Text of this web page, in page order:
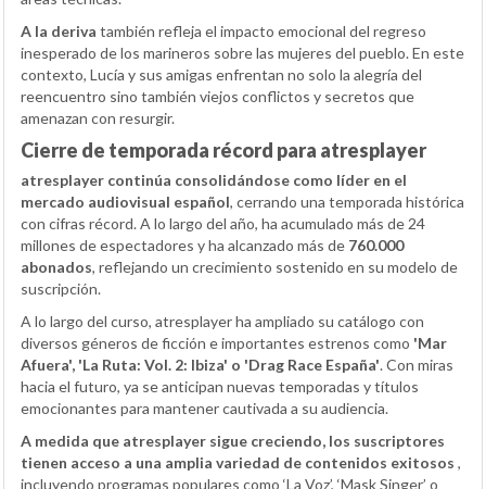
A la deriva también refleja el impacto emocional del regreso
inesperado de los marineros sobre las mujeres del pueblo. En este
contexto, Lucía y sus amigas enfrentan no solo la alegría del
reencuentro sino también viejos conflictos y secretos que
amenazan con resurgir.
Cierre de temporada récord para atresplayer
atresplayer continúa consolidándose como líder en el
mercado audiovisual español, cerrando una temporada histórica
con cifras récord. A lo largo del año, ha acumulado más de 24
millones de espectadores y ha alcanzado más de 760.000
abonados, reflejando un crecimiento sostenido en su modelo de
suscripción.
A lo largo del curso, atresplayer ha ampliado su catálogo con
diversos géneros de ficción e importantes estrenos como 'Mar
Afuera', 'La Ruta: Vol. 2: Ibiza' o 'Drag Race España'. Con miras
hacia el futuro, ya se anticipan nuevas temporadas y títulos
emocionantes para mantener cautivada a su audiencia.
A medida que atresplayer sigue creciendo, los suscriptores
tienen acceso a una amplia variedad de contenidos exitosos ,
incluyendo programas populares como ‘La Voz’, ‘Mask Singer’ o